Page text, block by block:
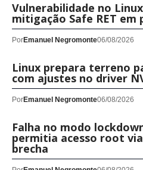
Vulnerabilidade no
mitigação Safe RET em
PorEmanuel Negromonte06/08/2026
Linux prepara terreno
com ajustes no driver
PorEmanuel Negromonte06/08/2026
Falha no modo
permitia acesso root
brecha